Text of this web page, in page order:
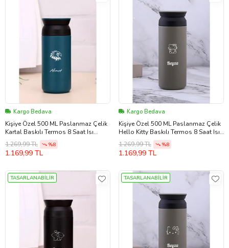
Kargo Bedava
Kişiye Özel 500 ML Paslanmaz Çelik
Kartal Baskılı Termos 8 Saat Isı
Koruma Kahve ve Çay Termosu
(Mavi)
1.269,99 TL %8
1.169,99 TL
Kargo Bedava
Kişiye Özel 500 ML Paslanmaz Çelik
Hello Kitty Baskılı Termos 8 Saat Isı
Koruma Kahve ve Çay Termosu (Bej)
1.269,99 TL %8
1.169,99 TL
TASARLANABİLİR TASARLANABİLİR